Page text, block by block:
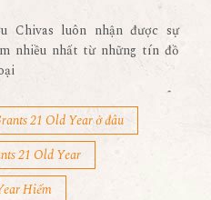
Chivas luôn nhận được sự
nhiều nhất từ những tín đồ
21 Old Year ở đâu
21 Old Year
Hiếm